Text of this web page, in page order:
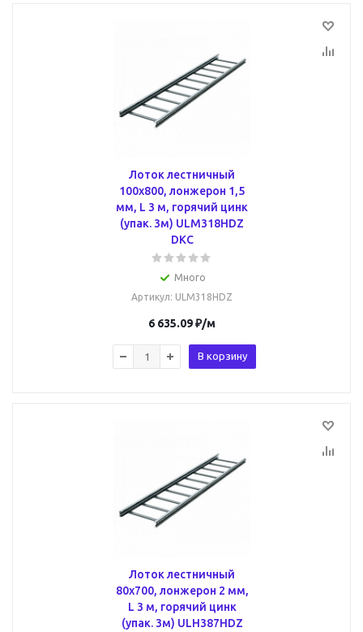
Лоток лестничный
100х800, лонжерон 1,5
мм, L 3 м, горячий цинк
(упак. 3м) ULM318HDZ
DKC
Много
Артикул: ULM318HDZ
6 635.09₽/м
В корзину
Лоток лестничный
80х700, лонжерон 2 мм,
L 3 м, горячий цинк
(упак. 3м) ULH387HDZ